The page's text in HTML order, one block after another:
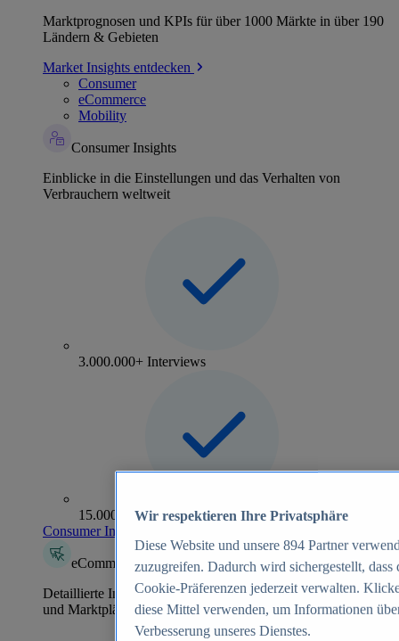
Marktprognosen und KPIs für über 1000 Märkte in über 190
Ländern & Gebieten
Market Insights entdecken
Consumer
eCommerce
Mobility
Consumer Insights
Einblicke in die Einstellungen und das Verhalten von
Verbrauchern weltweit
3.000.000+ Interviews
15.000+ Marken
Consumer Insights entdecken
eCommerce Insights
Detaillierte Informationen zu mehr als 39.000 Online-Shops
und Marktplätzen
Wir respektieren Ihre Privatsphäre
Diese Website und unsere 894 Partner
zuzugreifen. Dadurch wird sichergestellt,
Cookie-Präferenzen jederzeit verwalten.
diese Mittel verwenden, um Informationen
Verbesserung unseres Dienstes.